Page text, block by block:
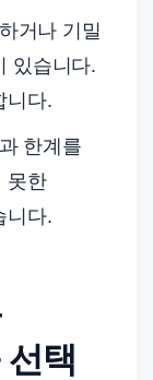
거나 기밀
있습니다.
니다.
한계를
못한
니다.
택